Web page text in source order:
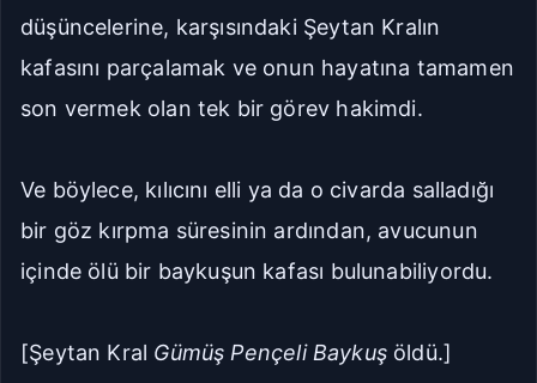
düşüncelerine, karşısındaki Şeytan Kralın
kafasını parçalamak ve onun hayatına tamamen
son vermek olan tek bir görev hakimdi.
Ve böylece, kılıcını elli ya da o civarda salladığı
bir göz kırpma süresinin ardından, avucunun
içinde ölü bir baykuşun kafası bulunabiliyordu.
[Şeytan Kral Gümüş Pençeli Baykuşöldü.]